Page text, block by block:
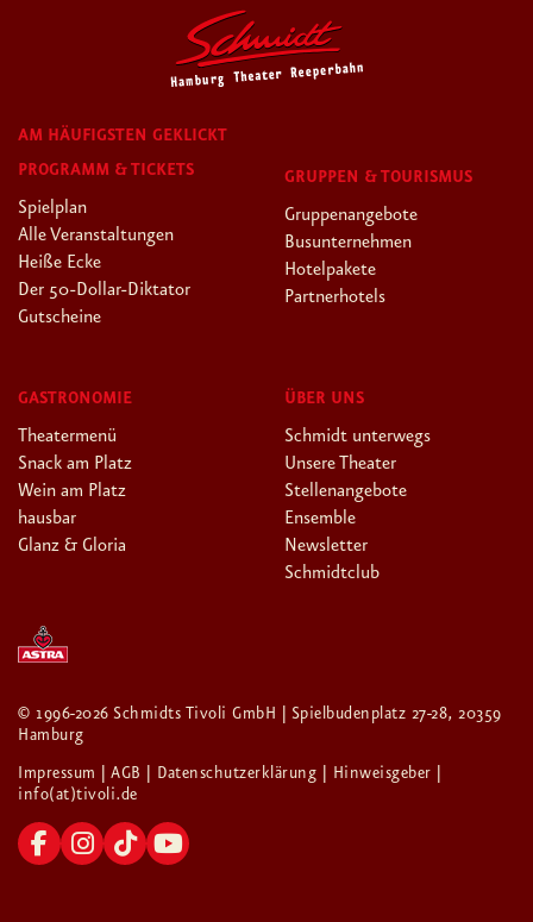
AM HÄUFIGSTEN GEKLICKT
PROGRAMM & TICKETS
Spielplan
Alle Veranstaltungen
Heiße Ecke
Der 50-Dollar-Diktator
Gutscheine
GRUPPEN & TOURISMUS
Gruppenangebote
Busunternehmen
Hotelpakete
Partnerhotels
GASTRONOMIE
Theatermenü
Snack am Platz
Wein am Platz
hausbar
Glanz & Gloria
ÜBER UNS
Schmidt unterwegs
Unsere Theater
Stellenangebote
Ensemble
Newsletter
Schmidtclub
© 1996-2026 Schmidts Tivoli GmbH | Spielbudenplatz 27-28, 20359
Hamburg
Impressum
| AGB | Datenschutzerklärung | Hinweisgeber
info(at)tivoli.de